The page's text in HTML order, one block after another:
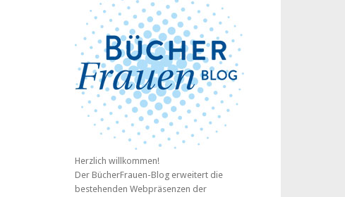
Herzlich willkommen!
Der BücherFrauen-Blog erweitert die
bestehenden Webpräsenzen der